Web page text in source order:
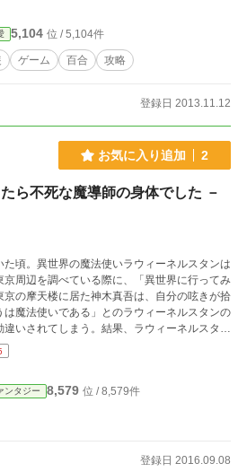
5,104 位 / 5,104件
ゲーム 百合 攻略
登録日 2013.11.12
お気に入り追加 2
ら不死な魔導師の身体でした －
頃。異世界の魔法使いラウィーネルスタンは
周辺を調べている際に、「異世界に行ってみ
の摩天楼に居た神木真吾は、自分の呟きが拾
魔法使いである」とのラウィーネルスタンの
いされてしまう。結果、ラウィーネルスタン
異世界移動を行う事とし、真吾はそれに巻き
界で気がついた真吾、もといシンは、ラウ
い身体・・・・・・いわゆるアンデッドの身
妖精のナギウスの指導の下、迷宮塔で魔法を学
乗り換えるべく修行を始める。 ６ヶ月
を勉強したシンは、新魔法や新たな身体を作
うえ討伐されてしまうと危機感を抱くシン。充
ンタジー 8,579 位 / 8,579件
登録日 2016.09.08